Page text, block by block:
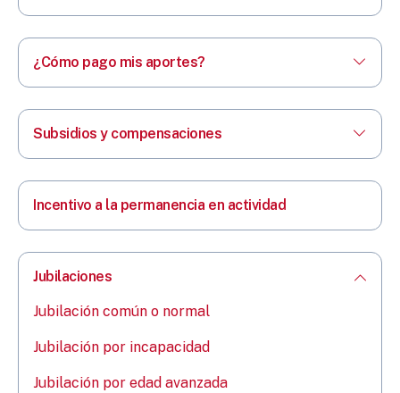
¿Cómo pago mis aportes?
Subsidios y compensaciones
Incentivo a la permanencia en actividad
Jubilaciones
Jubilación común o normal
Jubilación por incapacidad
Jubilación por edad avanzada